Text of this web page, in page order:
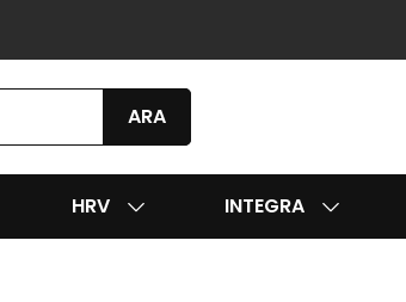
ARA
HRV INTEGRA